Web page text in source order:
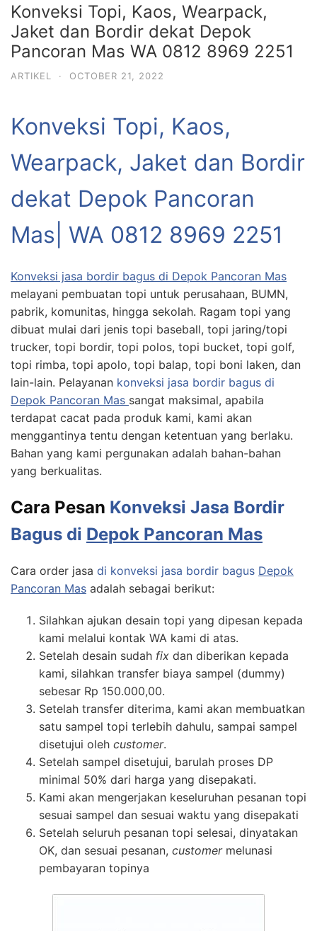
Konveksi Topi, Kaos, Wearpack,
Jaket dan Bordir dekat Depok
Pancoran Mas WA 0812 8969 2251
ARTIKEL · OCTOBER 21, 2022
Konveksi Topi, Kaos,
Wearpack, Jaket dan Bordir
dekat Depok Pancoran
Mas| WA 0812 8969 2251
Konveksi jasa bordir bagus di Depok Pancoran Mas
melayani pembuatan topi untuk perusahaan, BUMN,
pabrik, komunitas, hingga sekolah. Ragam topi yang
dibuat mulai dari jenis topi baseball, topi jaring/topi
trucker, topi bordir, topi polos, topi bucket, topi golf,
topi rimba, topi apolo, topi balap, topi boni laken, dan
lain-lain. Pelayanan konveksi jasa bordir bagus di
Depok Pancoran Mas sangat maksimal, apabila
terdapat cacat pada produk kami, kami akan
menggantinya tentu dengan ketentuan yang berlaku.
Bahan yang kami pergunakan adalah bahan-bahan
yang berkualitas.
Cara Pesan Konveksi Jasa Bordir
Bagus di Depok Pancoran Mas
Cara order jasa di konveksi jasa bordir bagus Depok
Pancoran Mas adalah sebagai berikut:
Silahkan ajukan desain topi yang dipesan kepada
kami melalui kontak WA kami di atas.
Setelah desain sudah fix dan diberikan kepada
kami, silahkan transfer biaya sampel (dummy)
sebesar Rp 150.000,00.
Setelah transfer diterima, kami akan membuatkan
satu sampel topi terlebih dahulu, sampai sampel
disetujui oleh customer.
Setelah sampel disetujui, barulah proses DP
minimal 50% dari harga yang disepakati.
Kami akan mengerjakan keseluruhan pesanan topi
sesuai sampel dan sesuai waktu yang disepakati
Setelah seluruh pesanan topi selesai, dinyatakan
OK, dan sesuai pesanan, customer melunasi
pembayaran topinya